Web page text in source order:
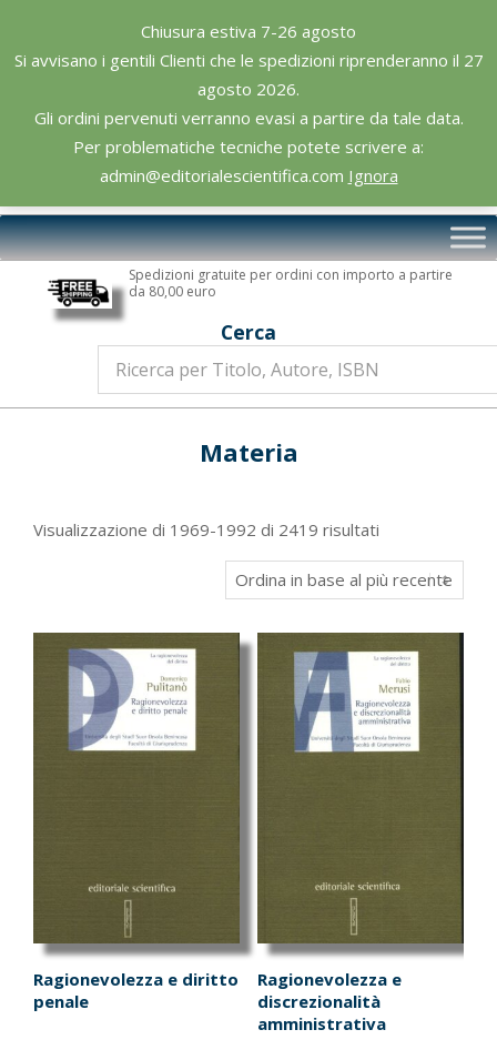
Chiusura estiva 7-26 agosto
Si avvisano i gentili Clienti che le spedizioni riprenderanno il 27
agosto 2026.
Gli ordini pervenuti verranno evasi a partire da tale data.
Per problematiche tecniche potete scrivere a:
admin@editorialescientifica.com Ignora
content
Editoriale
Scientifica
Primary
Navigation
Spedizioni gratuite per ordini con importo a partire
da 80,00 euro
Cerca
Materia
Visualizzazione di 1969-1992 di 2419 risultati
in
base
recente
Ragionevolezza e diritto
penale
Ragionevolezza e
discrezionalità
amministrativa